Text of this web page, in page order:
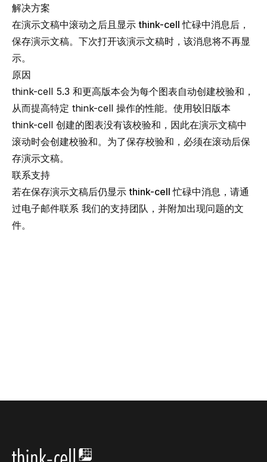
解决方案
在演示文稿中滚动之后且显示think-cell 忙碌中消息后，
保存演示文稿。下次打开该演示文稿时，该消息将不再显
示。
原因
think-cell 5.3 和更高版本会为每个图表自动创建校验和，
从而提高特定 think-cell 操作的性能。使用较旧版本
think-cell 创建的图表没有该校验和，因此在演示文稿中
滚动时会创建校验和。为了保存校验和，必须在滚动后保
存演示文稿。
联系支持
若在保存演示文稿后仍显示think-cell 忙碌中消息，请通
过电子邮件联系 我们的支持团队 ，并附加出现问题的文
件。